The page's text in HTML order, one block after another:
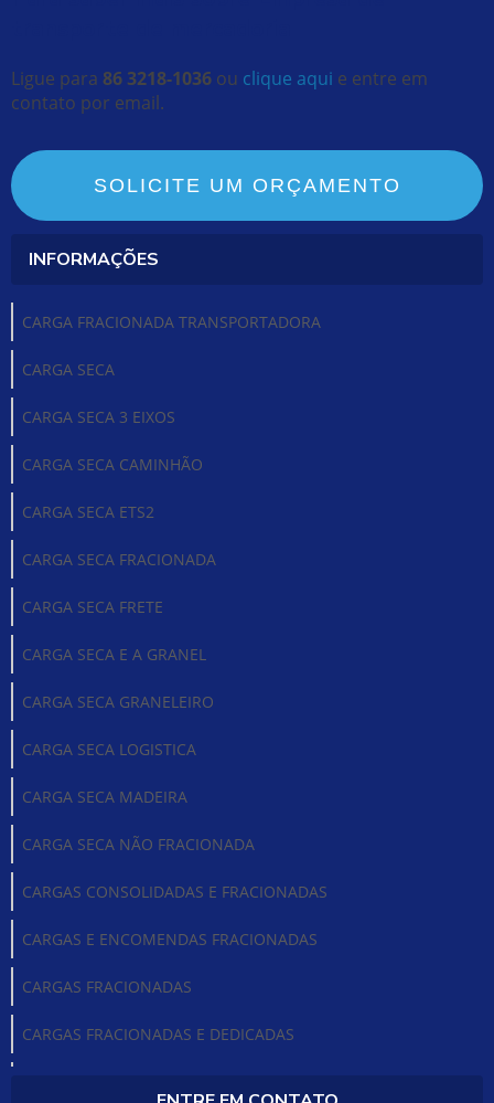
Ligue para 86 3218-1036 ou clique aqui e entre em
contato por email.
SOLICITE UM ORÇAMENTO
INFORMAÇÕES
CARGA FRACIONADA TRANSPORTADORA
CARGA SECA
CARGA SECA 3 EIXOS
CARGA SECA CAMINHÃO
CARGA SECA ETS2
CARGA SECA FRACIONADA
CARGA SECA FRETE
CARGA SECA E A GRANEL
CARGA SECA GRANELEIRO
CARGA SECA LOGISTICA
CARGA SECA MADEIRA
CARGA SECA NÃO FRACIONADA
CARGAS CONSOLIDADAS E FRACIONADAS
CARGAS E ENCOMENDAS FRACIONADAS
CARGAS FRACIONADAS
CARGAS FRACIONADAS E DEDICADAS